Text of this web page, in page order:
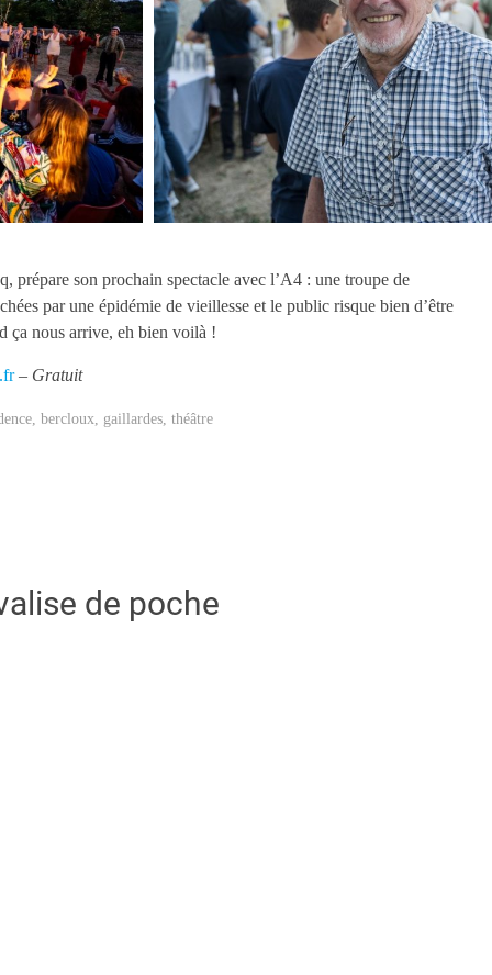
prépare son prochain spectacle avec l’A4 : une troupe de
par une épidémie de vieillesse et le public risque bien d’être
ça nous arrive, eh bien voilà !
– Gratuit
, bercloux, gaillardes, théâtre
de poche